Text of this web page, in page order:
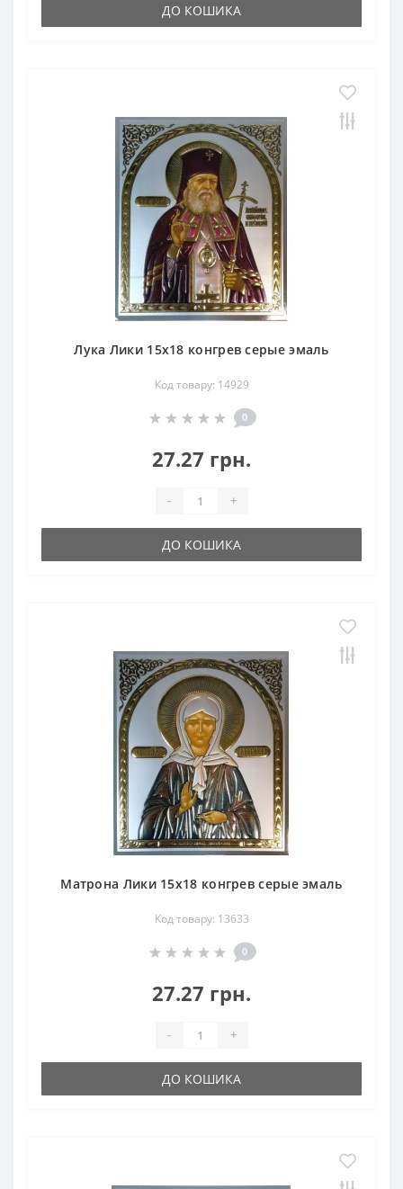
ДО КОШИКА
Лука Лики 15х18 конгрев серые эмаль
Код товару: 14929
0
27.27 грн.
- +
ДО КОШИКА
Матрона Лики 15х18 конгрев серые эмаль
Код товару: 13633
0
27.27 грн.
- +
ДО КОШИКА